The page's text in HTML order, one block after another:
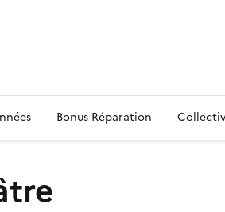
déchets
Bonus Réparation